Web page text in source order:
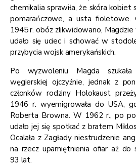
chemikalia sprawiła, że skóra kobiet
pomarańczowe, a usta fioletowe.
1945 r. obóz zlikwidowano,
udało się uciec i schować w
przybycia wojsk amerykańskich.
Po wyzwoleniu Magda
węgierskiej ojczyźnie, jednak z
członków rodziny Holokaust
1946 r. wyemigrowała do USA,
Roberta Browna. W 1962 r., po
udało jej się spotkać z bratem
Ocalała z Zagłady niestrudzenie
na rzecz upamiętnienia ofiar aż
93 lat.